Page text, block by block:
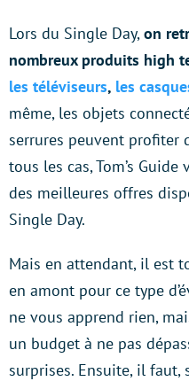
Lors du Single Day,on
nombreux produits high
les téléviseurs, les
même, les objets
serrures peuvent profiter
tous les cas, Tom’s
des meilleures offres
Single Day.
Mais en attendant, il est
en amont pour ce type
ne vous apprend rien,
un budget à ne pas
surprises. Ensuite, il